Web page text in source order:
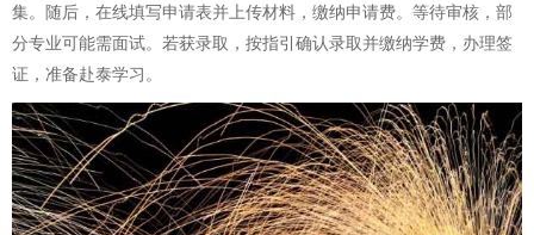
集。随后，在线填写申请表并上传材料，缴纳申请费。等待审核，部
分专业可能需面试。若获录取，按指引确认录取并缴纳学费，办理签
证，准备赴泰学习。